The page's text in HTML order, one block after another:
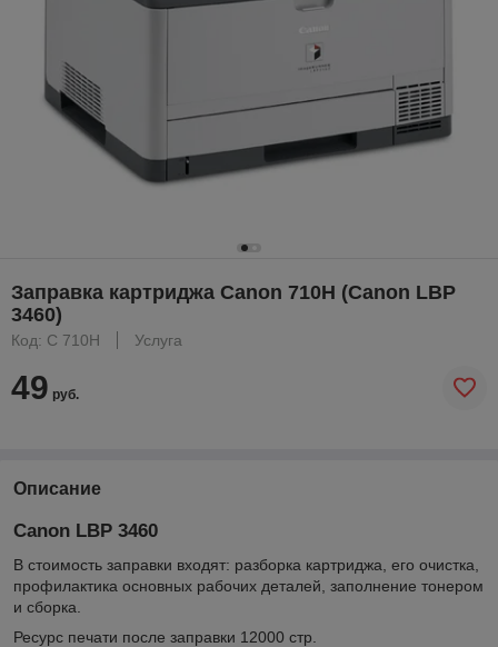
Заправка картриджа Canon 710H (Canon LBP
3460)
Код: C 710H Услуга
49 руб.
Описание
Canon LBP 3460
В стоимость заправки входят: разборка картриджа, его очистка,
профилактика основных рабочих деталей, заполнение тонером
и сборка.
Ресурс печати после заправки 12000 стр.